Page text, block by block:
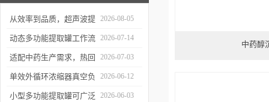
从效率到品质，超声波提
取罐的实用价值梳理
2026-08-05
动态多功能提取罐工作流
程与核心优势解析
2026-07-14
适配中药生产需求，热回
流提取浓缩机组的应用优
势解析
2026-07-03
单效外循环浓缩器真空负
压蒸发技术的核心亮点解
2026-06-12
小型多功能提取罐可广泛 2026-06-03
中药醇